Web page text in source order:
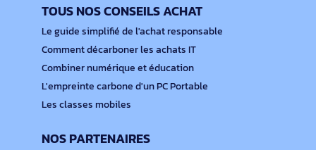
TOUS NOS CONSEILS ACHAT
Le guide simplifié de l'achat responsable
Comment décarboner les achats IT
Combiner numérique et éducation
L'empreinte carbone d'un PC Portable
Les classes mobiles
NOS PARTENAIRES